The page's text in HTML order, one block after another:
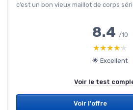
c’est un bon vieux maillot de corps
8.4 /10
★★★★★
★★★★★
🌟 Excellent
Voir le test
Voir l'offre